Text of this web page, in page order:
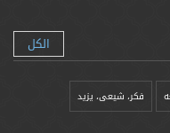
الكل
فکر، شیعی، یزيد